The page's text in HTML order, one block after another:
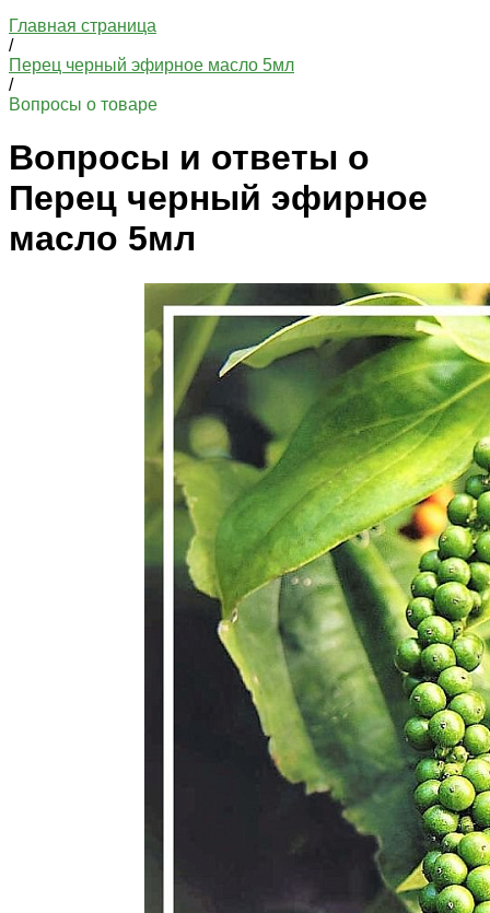
Главная страница
/
Перец черный эфирное масло 5мл
/
Вопросы о товаре
Вопросы и ответы о
Перец черный эфирное
масло 5мл